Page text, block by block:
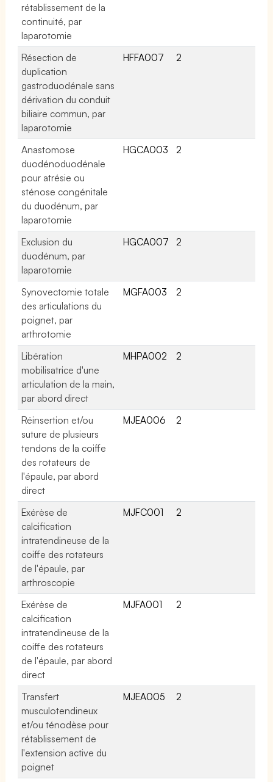
rétablissement de la
continuité, par
laparotomie
Résection de
duplication
gastroduodénale sans
dérivation du conduit
biliaire commun, par
laparotomie
HFFA007 2
Anastomose
duodénoduodénale
pour atrésie ou
sténose congénitale
du duodénum, par
laparotomie
HGCA003 2
Exclusion du
duodénum, par
laparotomie
HGCA007 2
Synovectomie totale
des articulations du
poignet, par
arthrotomie
MGFA003 2
Libération
mobilisatrice d'une
articulation de la main,
par abord direct
MHPA002 2
Réinsertion et/ou
suture de plusieurs
tendons de la coiffe
des rotateurs de
l'épaule, par abord
direct
MJEA006 2
Exérèse de
calcification
intratendineuse de la
coiffe des rotateurs
de l'épaule, par
arthroscopie
MJFC001 2
Exérèse de
calcification
intratendineuse de la
coiffe des rotateurs
de l'épaule, par abord
direct
MJFA001 2
Transfert
musculotendineux
et/ou ténodèse pour
rétablissement de
l'extension active du
poignet
MJEA005 2